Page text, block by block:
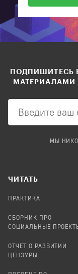
ПОДПИШИТЕСЬ
МАТЕРИАЛАМИ
МЫ
ЧИТАТЬ
ПРАКТИКА
СБОРНИК ПРО
СОЦИАЛЬНЫЕ
ОТЧЕТ О РАЗВИТИИ
ЦЕНЗУРЫ